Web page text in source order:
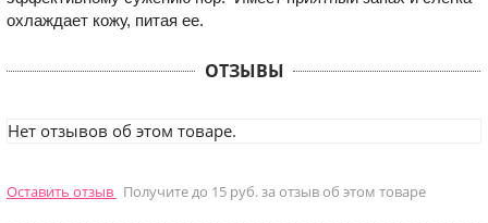
охлаждает кожу, питая ее.
ОТЗЫВЫ
Нет отзывов об этом товаре.
Оставить отзыв Получите до 15 руб. за отзыв об этом товаре